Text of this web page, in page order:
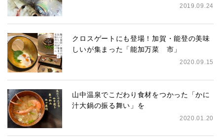
2019.09.24
クロスゲートにも登場！加賀・能登の美味
しいが集まった「能加万菜 市」
2020.09.15
山中温泉でこだわり食材をつかった「かに
汁大鍋の振る舞い」を
2020.01.20